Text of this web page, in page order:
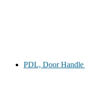
PDL, Door